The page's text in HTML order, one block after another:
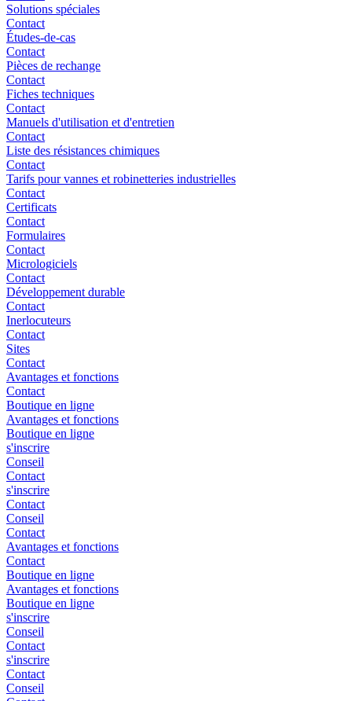
Solutions spéciales
Contact
Études-de-cas
Contact
Pièces de rechange
Contact
Fiches techniques
Contact
Manuels d'utilisation et d'entretien
Contact
Liste des résistances chimiques
Contact
Tarifs pour vannes et robinetteries industrielles
Contact
Certificats
Contact
Formulaires
Contact
Micrologiciels
Contact
Développement durable
Contact
Inerlocuteurs
Contact
Sites
Contact
Avantages et fonctions
Contact
Boutique en ligne
Avantages et fonctions
Boutique en ligne
s'inscrire
Conseil
Contact
s'inscrire
Contact
Conseil
Contact
Avantages et fonctions
Contact
Boutique en ligne
Avantages et fonctions
Boutique en ligne
s'inscrire
Conseil
Contact
s'inscrire
Contact
Conseil